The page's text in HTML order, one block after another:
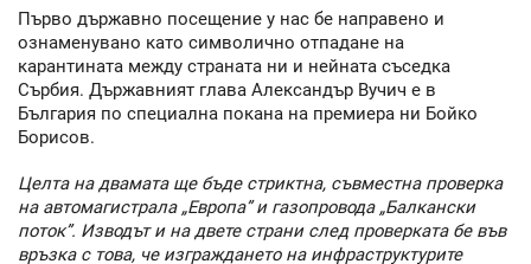
Първо държавно посещение у нас бе направено и
ознаменувано като символично отпадане на
карантината между страната ни и нейната съседка
Сърбия. Държавният глава Александър Вучич е в
България по специална покана на премиера ни Бойко
Борисов.
Целта на двамата ще бъде стриктна, съвместна проверка
на автомагистрала „Европа” и газопровода „Балкански
поток”. Изводът и на двете страни след проверката бе във
връзка с това, че изграждането на инфраструктурите